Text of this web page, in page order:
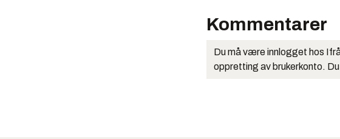
Kommentarer
Du må være innlogget hos
oppretting av brukerkonto.